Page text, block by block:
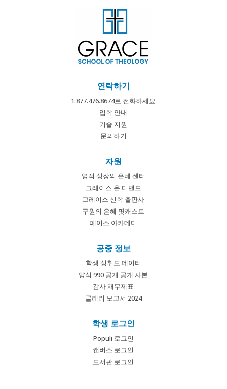
연락하기
1.877.476.8674로 전화하세요
입학 안내
기술 지원
문의하기
자원
영적 성장의 은혜 센터
그레이스 온 디맨드
그레이스 신학 출판사
구원의 은혜 팟캐스트
페이스 아카데미
공중 정보
학생 성취도 데이터
양식 990 공개 공개 사본
감사 재무제표
클레리 보고서 2024
학생 로그인
Populi 로그인
캔버스 로그인
도서관 로그인